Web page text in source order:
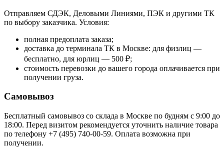
Отправляем СДЭК, Деловыми Линиями, ПЭК и другими ТК
по выбору заказчика. Условия:
полная предоплата заказа;
доставка до терминала ТК в Москве: для физлиц —
бесплатно, для юрлиц — 500 ₽;
стоимость перевозки до вашего города оплачивается при
получении груза.
Самовывоз
Бесплатный самовывоз со склада в Москве по будням с 9:00 до
18:00. Перед визитом рекомендуется уточнить наличие товара
по телефону +7 (495) 740-00-59. Оплата возможна при
получении.